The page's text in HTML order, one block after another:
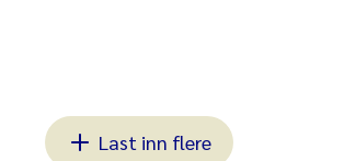
Last inn flere